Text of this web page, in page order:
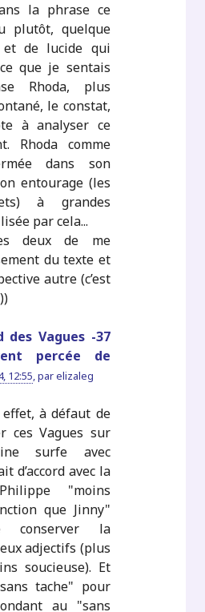
la phrase ce
plutôt, quelque
et de lucide qui
que je sentais
Rhoda, plus
le constat,
à analyser ce
Rhoda comme
dans son
entourage (les
à grandes
par cela...
deux de me
du texte et
autre (c’est
des Vagues -37
percée de
12:55,parelizaleg
effet, à défaut de
ces Vagues sur
surfe avec
d’accord avec la
"moins
que Jinny"
conserver la
adjectifs (plus
soucieuse). Et
tache" pour
au "sans